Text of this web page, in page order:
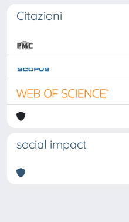
Citazioni
social impact